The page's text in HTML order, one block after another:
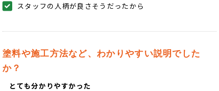
スタッフの人柄が良さそうだったから
塗料や施工方法など、わかりやすい説明でした
か？
とても分かりやすかった